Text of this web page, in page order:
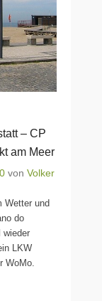
– CP
am Meer
von Volker
Wetter und
do
wieder
LKW
WoMo.